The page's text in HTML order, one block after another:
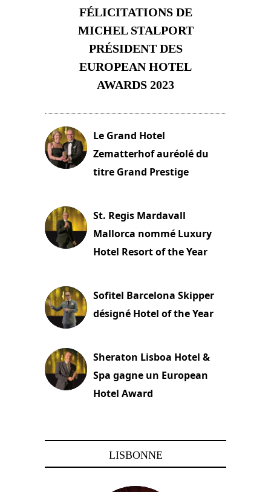
FÉLICITATIONS DE
MICHEL STALPORT
PRÉSIDENT DES
EUROPEAN HOTEL
AWARDS 2023
Le Grand Hotel
Zematterhof auréolé du
titre Grand Prestige
St. Regis Mardavall
Mallorca nommé Luxury
Hotel Resort of the Year
Sofitel Barcelona Skipper
désigné Hotel of the Year
Sheraton Lisboa Hotel &
Spa gagne un European
Hotel Award
LISBONNE